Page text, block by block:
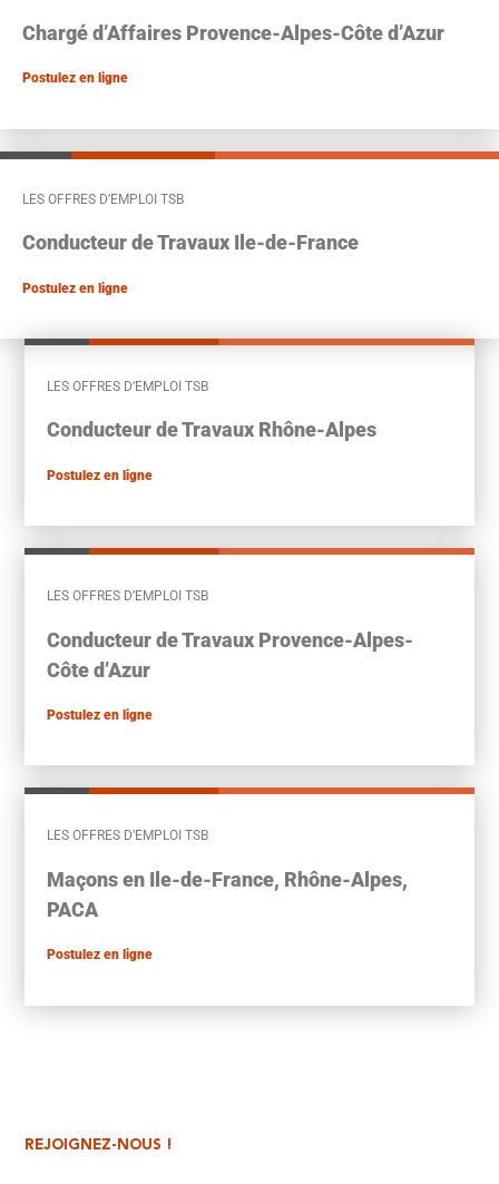
Chargé d’Affaires Provence-Alpes-Côte d’Azur
Postulez en ligne
LES OFFRES D’EMPLOI TSB
Conducteur de Travaux Ile-de-France
Postulez en ligne
LES OFFRES D’EMPLOI TSB
Conducteur de Travaux Rhône-Alpes
Postulez en ligne
LES OFFRES D’EMPLOI TSB
Conducteur de Travaux Provence-Alpes-
Côte d’Azur
Postulez en ligne
LES OFFRES D’EMPLOI TSB
Maçons en Ile-de-France, Rhône-Alpes,
PACA
Postulez en ligne
REJOIGNEZ-NOUS !